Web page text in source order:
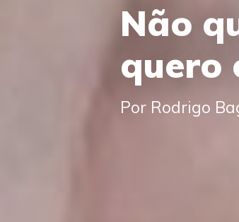
Não
quero
Por Rodrigo